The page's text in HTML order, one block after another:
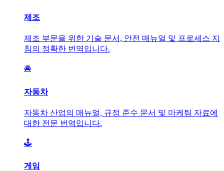
제조
제조 부문을 위한 기술 문서, 안전 매뉴얼 및 프로세스 지
침의 정확한 번역입니다.
🚘
자동차
자동차 산업의 매뉴얼, 규정 준수 문서 및 마케팅 자료에
대한 전문 번역입니다.
🕹️
게임